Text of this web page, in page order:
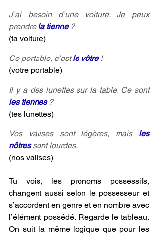
J’ai besoin d’une voiture. Je peux
prendre la tienne ?
(ta voiture)
Ce portable, c’est le vôtre !
(votre portable)
Il y a des lunettes sur la table. Ce sont
les tiennes ?
(tes lunettes)
Vos valises sont légères, mais les
nôtres sont lourdes.
(nos valises)
Tu vois, les pronoms possessifs,
changent aussi selon le possesseur et
s’accordent en genre et en nombre avec
l’élément possédé. Regarde le tableau.
On suit la même logique que pour les